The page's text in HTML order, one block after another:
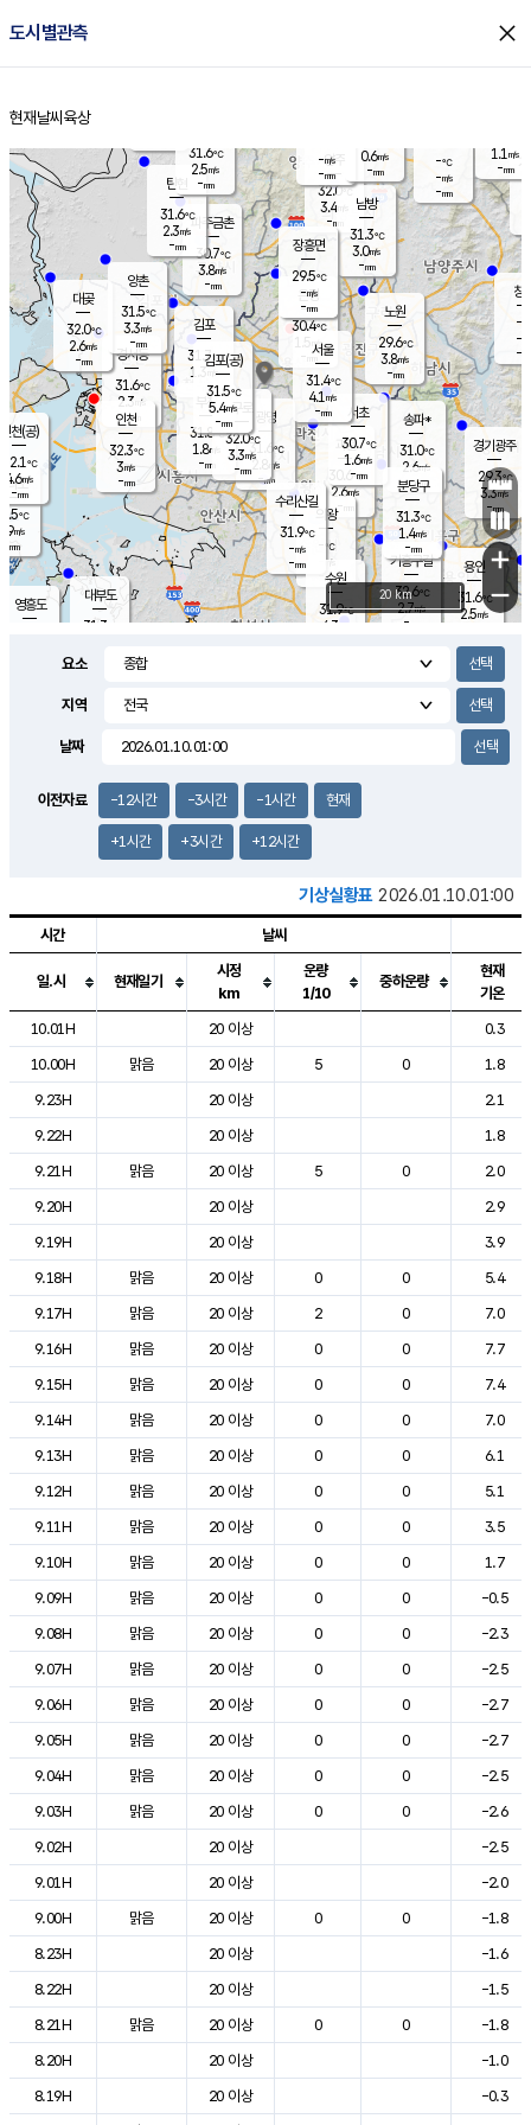
도시별관측 close
홈
현재날씨 육상
의도
℃
m/s
mm
영흥도
양주
32.0℃
3.4
-mm
과천
30.6℃
2.6m/s
- mm
용인
31.6℃
2.5m/s
경기광주
29.3℃
3.3m/s
-mm
3.3m/s
대부도
31.3
경서동
31.6℃
2.3 m/s
-mm
파주금촌
30.7℃
3.8m/s
-mm
-℃
-m/s
-mm
대곶
32.0℃
2.6m/s
-mm
창
-
-m/
-
탄현
31.6℃
2.3m/s
-mm
1.1 m/s
-mm
의왕
- ℃
m/s
mm
김포
31.7℃
1.3 m/s
mm
광명
31.6 ℃
2.8 m/s
-mm
부천
31.8℃
1.8m/s
-mm
양촌
31.5℃
3.3m/s
-mm
구로
32.0℃
3.3m/s
-mm
은평
30.4℃
1.5 m/s
- mm
노원
29.6℃
3.8m/s
-mm
송파*
31.0℃
2.6m/s
-mm
서초
30.7℃
1.6m/s
-mm
남방
31.3℃
3.0m/s
-mm
기흥구갈
32.6℃
2.7m/s
-
수리산길
31.9℃
-m/s
-mm
분당구
31.3℃
1.4m/s
-mm
장흥면
29.5℃
-m/s
-mm
-m/s
-mm
인천(공)
32.1℃
4.6m/s
-mm
김포(공)
31.5℃
5.4m/s
-mm
수원
31.9℃
4.3 m/s
인천
32.3℃
3m/s
-mm
서울
31.4℃
4.1 m/s
-mm
31.6℃
2.5m/s
-mm
0.6m/s
-mm
+
−
20 km
요소
지역
날짜
이전자료 -12시간 -3시간 -1시간 현재
+1시간 +3시간 +12시간
기상실황표 2026.01.10.01:00
도시별 기상실황표로 지점, 날씨, 기온, 강수, 바람, 기압등을 안내한 표입
시간 날씨
일.시 현재일기
시정
km
운량
1/10
중하운량
현재
기온
10.01H
20 이상
0.3
10.00H
맑음 20 이상 5 0
1.8
9.23H
20 이상
2.1
9.22H
20 이상
1.8
9.21H
맑음 20 이상 5 0
2.0
9.20H
20 이상
2.9
9.19H
20 이상
3.9
9.18H
맑음 20 이상 0 0
5.4
9.17H
맑음 20 이상 2 0
7.0
9.16H
맑음 20 이상 0 0
7.7
9.15H
맑음 20 이상 0 0
7.4
9.14H
맑음 20 이상 0 0
7.0
9.13H
맑음 20 이상 0 0
6.1
9.12H
맑음 20 이상 0 0
5.1
9.11H
맑음 20 이상 0 0
3.5
9.10H
맑음 20 이상 0 0
1.7
9.09H
맑음 20 이상 0 0
-0.5
9.08H
맑음 20 이상 0 0
-2.3
9.07H
맑음 20 이상 0 0
-2.5
9.06H
맑음 20 이상 0 0
-2.7
9.05H
맑음 20 이상 0 0
-2.7
9.04H
맑음 20 이상 0 0
-2.5
9.03H
맑음 20 이상 0 0
-2.6
9.02H
20 이상
-2.5
9.01H
20 이상
-2.0
9.00H
맑음 20 이상 0 0
-1.8
8.23H
20 이상
-1.6
8.22H
20 이상
-1.5
8.21H
맑음 20 이상 0 0
-1.8
8.20H
20 이상
-1.0
8.19H
20 이상
-0.3